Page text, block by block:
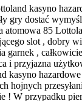
kasyno
gry dostać
85
slot , dobry
garnek ,
i przyjazna
kasyno hazardowe
hojnych
! W przypadku